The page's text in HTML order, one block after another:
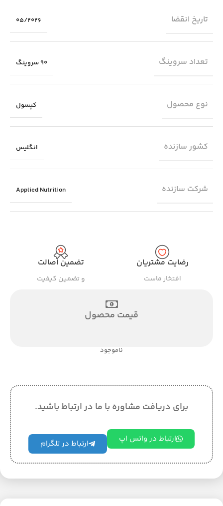
تاریخ انقضا 05/2026
تعداد سروینگ 90 سروینگ
نوع محصول کپسول
کشور سازنده انگلیس
شرکت سازنده Applied Nutrition
رضایت مشتریان
افتخار ماست
تضمین اصالت
و تضمین کیفیت
قیمت محصول
ناموجود
برای دریافت مشاوره با ما در ارتباط باشید.
ارتباط در واتس اپ ارتباط در تلگرام